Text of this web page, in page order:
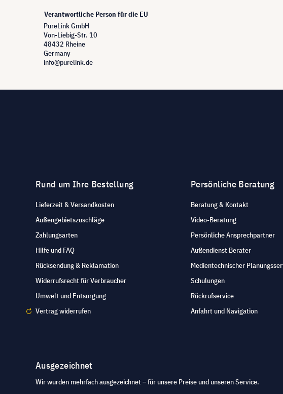
Verantwortliche Person für die EU
PureLink GmbH
Von-Liebig-Str. 10
48432 Rheine
Germany
info@purelink.de
Rund um Ihre Bestellung
Lieferzeit & Versandkosten
Außengebietszuschläge
Zahlungsarten
Hilfe und FAQ
Rücksendung & Reklamation
Widerrufsrecht für Verbraucher
Umwelt und Entsorgung
Vertrag widerrufen
Persönliche Beratung
Beratung & Kontakt
Video-Beratung
Persönliche Ansprechpartner
Außendienst Berater
Medientechnischer
Schulungen
Rückrufservice
Anfahrt und Navigation
Ausgezeichnet
Wir wurden mehrfach ausgezeichnet – für unsere Preise und unseren Service.